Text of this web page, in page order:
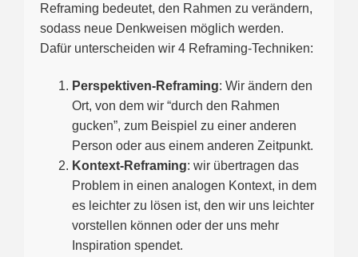
Reframing bedeutet, den Rahmen zu verändern,
sodass neue Denkweisen möglich werden.
Dafür unterscheiden wir 4 Reframing-Techniken:
Perspektiven-Reframing: Wir ändern den
Ort, von dem wir “durch den Rahmen
gucken”, zum Beispiel zu einer anderen
Person oder aus einem anderen Zeitpunkt.
Kontext-Reframing: wir übertragen das
Problem in einen analogen Kontext, in dem
es leichter zu lösen ist, den wir uns leichter
vorstellen können oder der uns mehr
Inspiration spendet.